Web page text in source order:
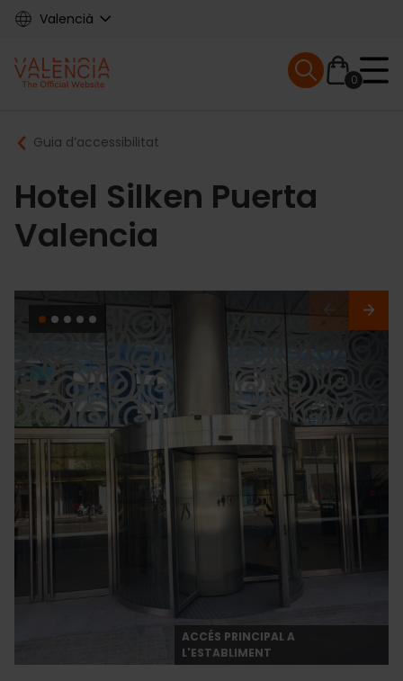
Skip
content
Valencià
Main
navigation
0
Mobile menu
Breadcrumb
Guia d’accessibilitat
Hotel Silken Puerta
Valencia
ACCÉS PRINCIPAL A
L'ESTABLIMENT